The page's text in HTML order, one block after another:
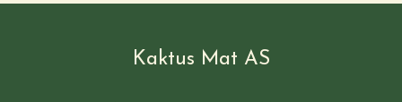
Kaktus Mat AS